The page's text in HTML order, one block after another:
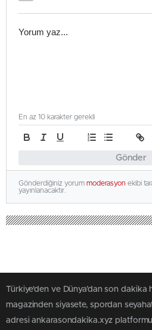
Gönder
En az 10 karakter gerekli
Gönderdiğiniz yorum moderasyon ekibi
yayınlanacaktır.
Türkiye'den ve Dünya’dan son dakika
magazinden siyasete, spordan
adresi ankarasondakika.xyz